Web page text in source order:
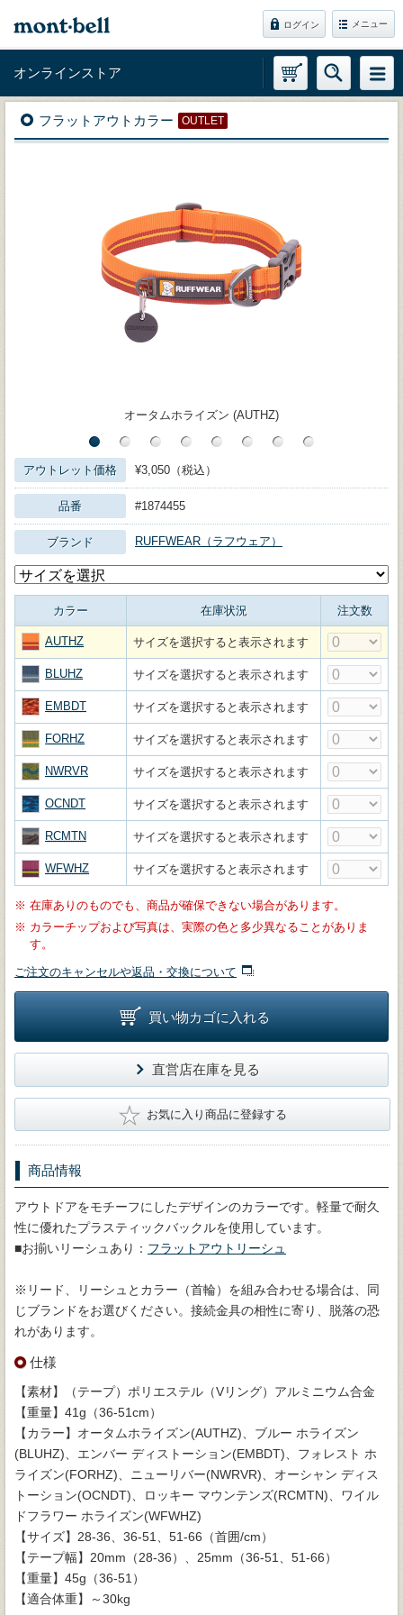
ログイン メニュー
オンラインストア
フラットアウトカラー OUTLET
オータムホライズン (AUTHZ)
アウトレット価格 ¥3,050（税込）
品番 #1874455
ブランド RUFFWEAR（ラフウェア）
カラー 在庫状況 注文数
AUTHZ サイズを選択すると表示されます
BLUHZ サイズを選択すると表示されます
EMBDT サイズを選択すると表示されます
FORHZ サイズを選択すると表示されます
NWRVR サイズを選択すると表示されます
OCNDT サイズを選択すると表示されます
RCMTN サイズを選択すると表示されます
WFWHZ サイズを選択すると表示されます
※ 在庫ありのものでも、商品が確保できない場合があります。
※ カラーチップおよび写真は、実際の色と多少異なることがありま
す。
ご注文のキャンセルや返品・交換について
買い物カゴに入れる
直営店在庫を見る
★ お気に入り商品に登録する
商品情報
アウトドアをモチーフにしたデザインのカラーです。軽量で耐久
性に優れたプラスティックバックルを使用しています。
■お揃いリーシュあり： フラットアウトリーシュ
※リード、リーシュとカラー（首輪）を組み合わせる場合は、同
じブランドをお選びください。接続金具の相性に寄り、脱落の恐
れがあります。
仕様
【素材】（テープ）ポリエステル（Vリング）アルミニウム合金
【重量】41g（36-51cm）
【カラー】オータムホライズン(AUTHZ)、ブルー ホライズン
(BLUHZ)、エンバー ディストーション(EMBDT)、フォレスト ホ
ライズン(FORHZ)、ニューリバー(NWRVR)、オーシャン ディス
トーション(OCNDT)、ロッキー マウンテンズ(RCMTN)、ワイル
ドフラワー ホライズン(WFWHZ)
【サイズ】28-36、36-51、51-66（首囲/cm）
【テープ幅】20mm（28-36）、25mm（36-51、51-66）
【重量】45g（36-51）
【適合体重】～30kg